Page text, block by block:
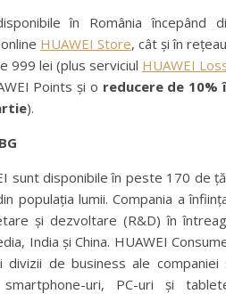
în România începând
HUAWEI Store, cât și în
999 lei (plus serviciul HUAWEI
Points și o reducere de 10%
).
sunt disponibile în peste 170 de
populația lumii. Compania a
și dezvoltare (R&D) în
India și China. HUAWEI
de business ale companiei
uri, PC-uri și